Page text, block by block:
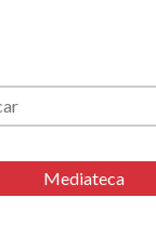
Mediateca